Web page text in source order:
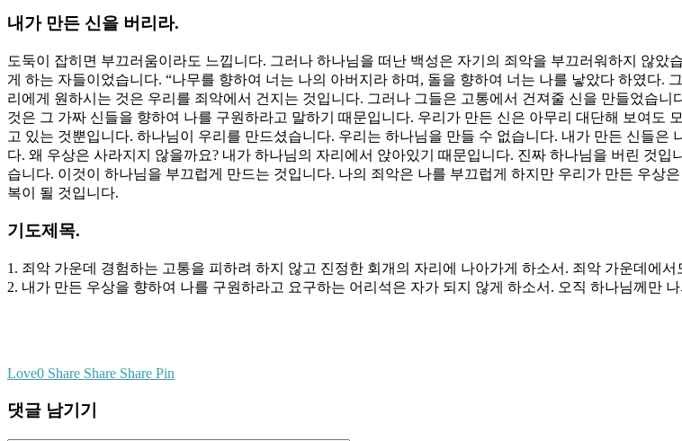
내가 만든 신을 버리라.
도둑이 잡히면 부끄러움이라도 느낍니다. 그러나 하나님을 떠난 백성은 자기의 죄악을 부끄러워하지 않
게 하는 자들이었습니다. “나무를 향하여 너는 나의 아버지라 하며, 돌을 향하여 너는 나를 낳았다 하였다.
리에게 원하시는 것은 우리를 죄악에서 건지는 것입니다. 그러나 그들은 고통에서 건져줄 신을 만들었습
것은 그 가짜 신들을 향하여 나를 구원하라고 말하기 때문입니다. 우리가 만든 신은 아무리 대단해 보여도
고 있는 것뿐입니다. 하나님이 우리를 만드셨습니다. 우리는 하나님을 만들 수 없습니다. 내가 만든 신들
다. 왜 우상은 사라지지 않을까요? 내가 하나님의 자리에서 앉아있기 때문입니다. 진짜 하나님을 버린 것
습니다. 이것이 하나님을 부끄럽게 만드는 것입니다. 나의 죄악은 나를 부끄럽게 하지만 우리가 만든 우상
복이 될 것입니다.
기도제목.
1. 죄악 가운데 경험하는 고통을 피하려 하지 않고 진정한 회개의 자리에 나아가게 하소서. 죄악 가운데에
2. 내가 만든 우상을 향하여 나를 구원하라고 요구하는 어리석은 자가 되지 않게 하소서. 오직 하나님께만
Love0 Share Share Share Pin
댓글 남기기